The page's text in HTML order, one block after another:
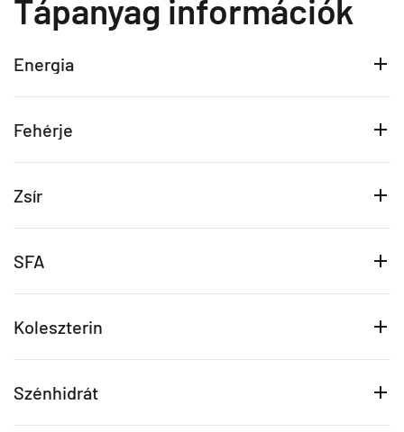
Tápanyag információk
Energia
Fehérje
Zsír
SFA
Koleszterin
Szénhidrát